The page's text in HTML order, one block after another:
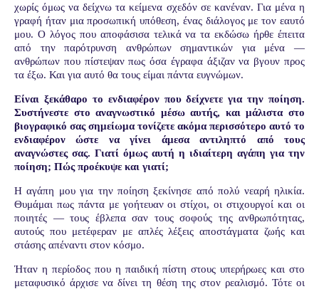
χωρίς όμως να δείχνω τα κείμενα σχεδόν σε κανέναν. Για μένα η
γραφή ήταν μια προσωπική υπόθεση, ένας διάλογος με τον εαυτό
μου. Ο λόγος που αποφάσισα τελικά να τα εκδώσω ήρθε έπειτα
από την παρότρυνση ανθρώπων σημαντικών για μένα —
ανθρώπων που πίστεψαν πως όσα έγραφα άξιζαν να βγουν προς
τα έξω. Και για αυτό θα τους είμαι πάντα ευγνώμων.
Είναι ξεκάθαρο το ενδιαφέρον που δείχνετε για την ποίηση.
Συστήνεστε στο αναγνωστικό μέσω αυτής, και μάλιστα στο
βιογραφικό σας σημείωμα τονίζετε ακόμα περισσότερο αυτό το
ενδιαφέρον ώστε να γίνει άμεσα αντιληπτό από τους
αναγνώστες σας. Γιατί όμως αυτή η ιδιαίτερη αγάπη για την
ποίηση; Πώς προέκυψε και γιατί;
Η αγάπη μου για την ποίηση ξεκίνησε από πολύ νεαρή ηλικία.
Θυμάμαι πως πάντα με γοήτευαν οι στίχοι, οι στιχουργοί και οι
ποιητές — τους έβλεπα σαν τους σοφούς της ανθρωπότητας,
αυτούς που μετέφεραν με απλές λέξεις αποστάγματα ζωής και
στάσης απέναντι στον κόσμο.
Ήταν η περίοδος που η παιδική πίστη στους υπερήρωες και στο
μεταφυσικό άρχισε να δίνει τη θέση της στον ρεαλισμό. Τότε οι